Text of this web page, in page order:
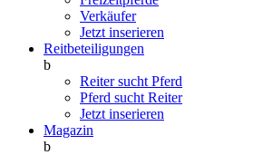
Verkäufer
Jetzt inserieren
Reitbeteiligungen
b
Reiter sucht Pferd
Pferd sucht Reiter
Jetzt inserieren
Magazin
b